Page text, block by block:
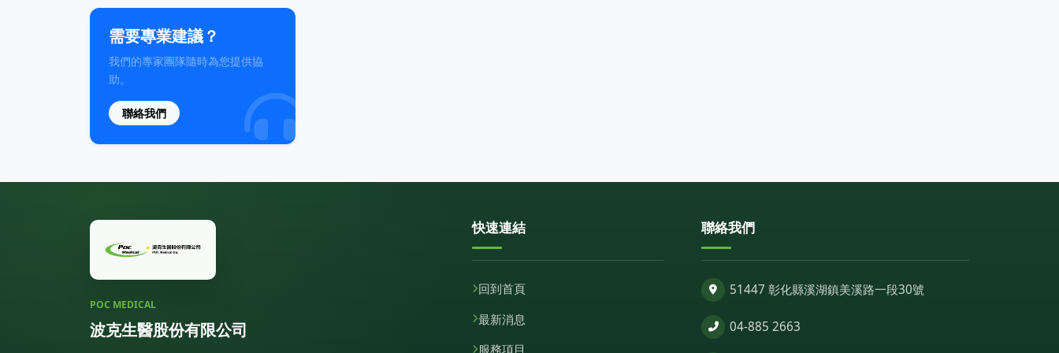
需要專業建議？
我們的專家團隊隨時為您提供協
助。
聯絡我們
POC MEDICAL
波克生醫股份有限公司
快速連結
回到首頁
最新消息
服務項目
聯絡我們
51447 彰化縣溪湖鎮美溪路一段30號
04-885 2663